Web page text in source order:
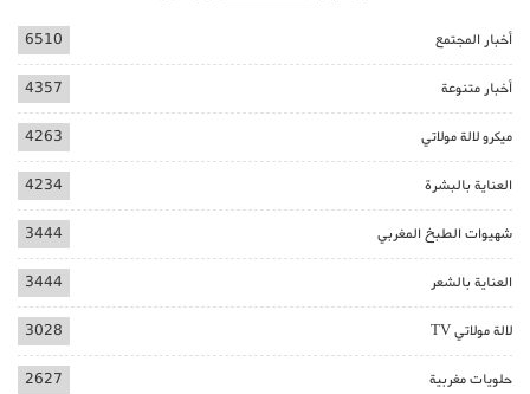
أخبار المجتمع 6510
أخبار متنوعة 4357
ميكرو لالة مولاتي 4263
العناية بالبشرة 4234
شهيوات الطبخ المغربي 3444
العناية بالشعر 3444
لالة مولاتي TV 3028
حلويات مغربية 2627